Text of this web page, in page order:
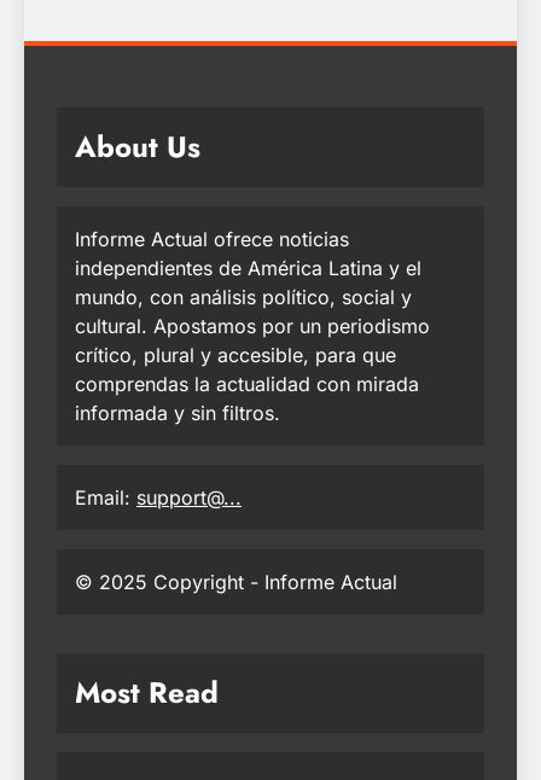
About Us
Informe Actual ofrece noticias
independientes de América Latina y el
mundo, con análisis político, social y
cultural. Apostamos por un periodismo
crítico, plural y accesible, para que
comprendas la actualidad con mirada
informada y sin filtros.
Email: support@...
© 2025 Copyright - Informe Actual
Most Read